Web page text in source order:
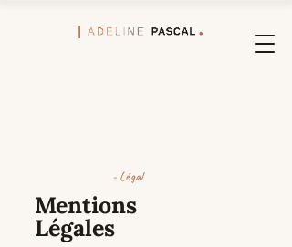
- Légal
Mentions
Légales